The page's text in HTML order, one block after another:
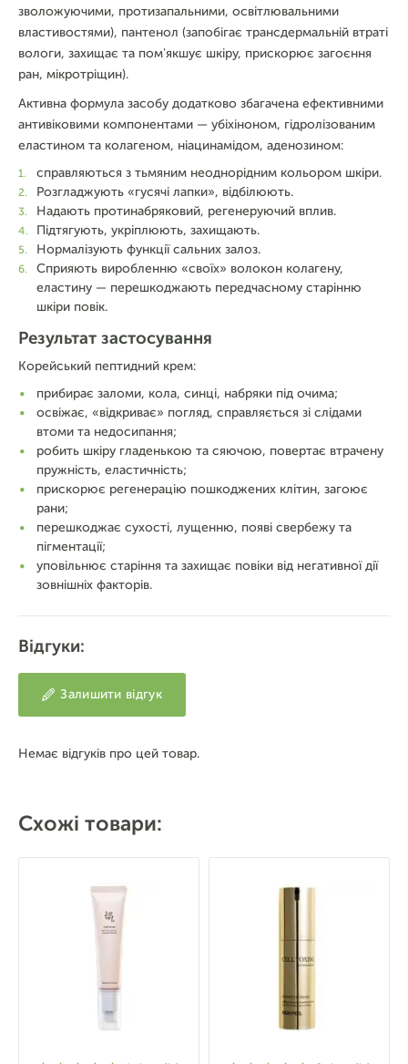
Схожі товари:
зволожуючими, протизапальними, освітлювальними
властивостями), пантенол (запобігає трансдермальній втраті
вологи, захищає та пом'якшує шкіру, прискорює загоєння
ран, мікротріщин).
Активна формула засобу додатково збагачена ефективними
антивіковими компонентами — убіхіноном, гідролізованим
еластином та колагеном, ніацинамідом, аденозином:
справляються з тьмяним неоднорідним кольором шкіри.
Розгладжують «гусячі лапки», відбілюють.
Надають протинабряковий, регенеруючий вплив.
Підтягують, укріплюють, захищають.
Нормалізують функції сальних залоз.
Сприяють виробленню «своїх» волокон колагену,
еластину — перешкоджають передчасному старінню
шкіри повік.
Результат застосування
Корейський пептидний крем:
прибирає заломи, кола, синці, набряки під очима;
освіжає, «відкриває» погляд, справляється зі слідами
втоми та недосипання;
робить шкіру гладенькою та сяючою, повертає втрачену
пружність, еластичність;
прискорює регенерацію пошкоджених клітин, загоює
рани;
перешкоджає сухості, лущенню, появі свербежу та
пігментації;
уповільнює старіння та захищає повіки від негативної дії
зовнішніх факторів.
Відгуки:
Залишити відгук
Немає відгуків про цей товар.